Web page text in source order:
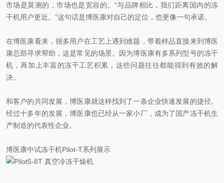
市场是莫测的，市场也是宽容的。“与品牌相比，我们距离国内的冻
干机用户更近。”这句话是博医康对自己的定位，也更像一句承诺。
在博医康看来，很多用户在工艺上遇到难题，带着样品直接来到博医
康总部寻求帮助，这是常见的场景。因为博医康有多系列型号的冻干
机，再加上丰富的冻干工艺积累，这些问题往往都能得到有效的解
决。
和客户的共同发展，博医康就这样找到了一条企业快速发展的捷径。
经过十多年的发展，博医康也已经从一家小厂，成为了国产冻干机生
产制造的代表性企业。
博医康中试冻干机Pilot-T系列展示